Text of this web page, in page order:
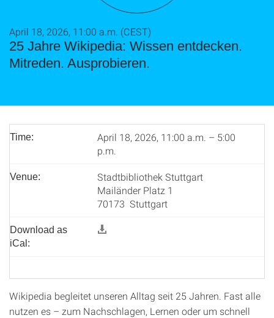
25 Jahre Wikipedia: Wissen entdecken.
Mitreden. Ausprobieren.
April 18, 2026, 11:00 a.m. (CEST)
Time:
April 18, 2026, 11:00 a.m. – 5:00
p.m.
Venue:
Stadtbibliothek Stuttgart
Mailänder Platz 1
70173 Stuttgart
Download as
iCal:
Wikipedia begleitet unseren Alltag seit 25 Jahren. Fast alle
nutzen es – zum Nachschlagen, Lernen oder um schnell